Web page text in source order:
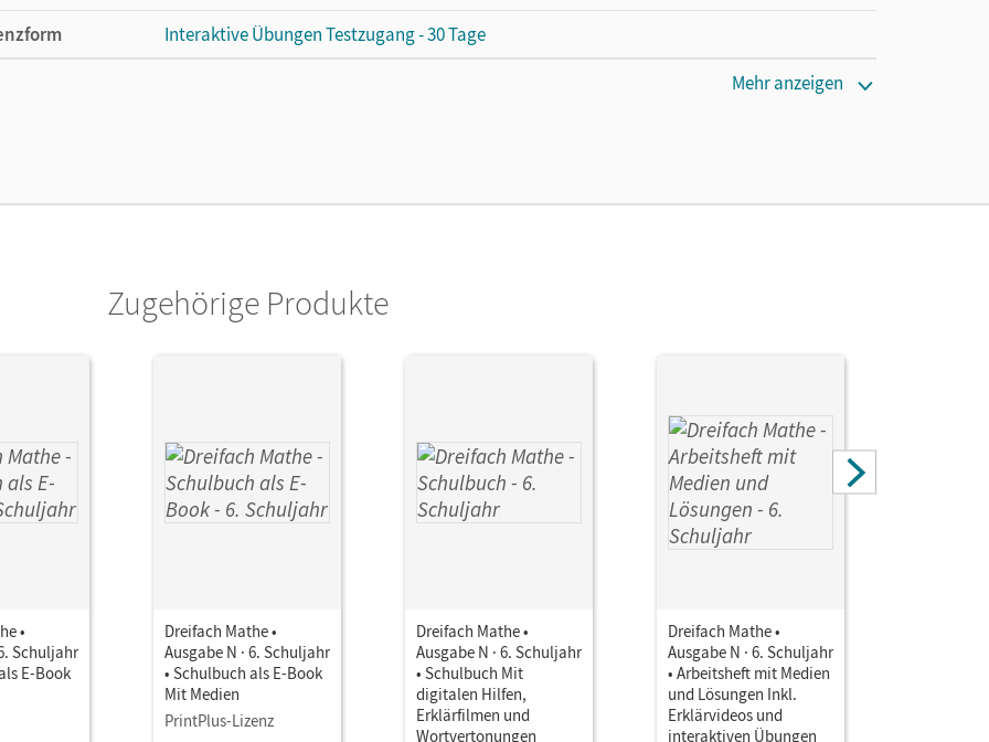
Interaktive Übungen Testzugang - 30 Tage
Mehr anzeigen
Zugehörige Produkte
•
Schuljahr
E-Book
Dreifach Mathe •
Ausgabe N · 6. Schuljahr
• Schulbuch als E-Book
Mit Medien
PrintPlus-Lizenz
Dreifach Mathe •
Ausgabe N · 6. Schuljahr
• Schulbuch Mit
digitalen Hilfen,
Erklärfilmen und
Wortvertonungen
Dreifach Mathe •
Ausgabe N · 6. Schuljahr
• Arbeitsheft mit Medien
und Lösungen Inkl.
Erklärvideos und
interaktiven Übungen